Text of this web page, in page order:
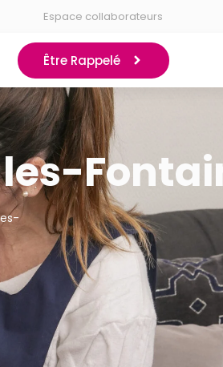
Espace collaborateurs
Être Rappelé